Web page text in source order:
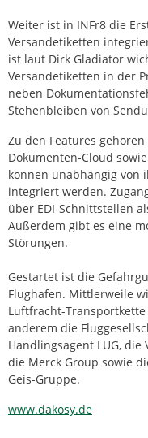
Weiter ist in INFr8 die
Versandetiketten
ist laut Dirk Gladiator
Versandetiketten in der
neben
Stehenbleiben von
Zu den Features
Dokumenten-Cloud
können unabhängig von
integriert werden.
über EDI-Schnittstellen
Außerdem gibt es eine
Störungen.
Gestartet ist die
Flughafen. Mittlerweile
Luftfracht-
anderem die
Handlingsagent LUG,
die Merck Group sowie
Geis-Gruppe.
www.dakosy.de